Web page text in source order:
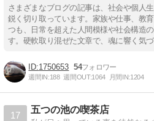
さまざまなブログの記事は、社会や個人
鋭く切り取っています。家族や仕事、教
つも、日常を超えた人間模様や社会構造
す。硬軟取り混ぜた文章で、魂に響く気づ
1750653 54
週間IN:188 週間OUT:1064 月間IN:1204
17
五つの池の喫茶店